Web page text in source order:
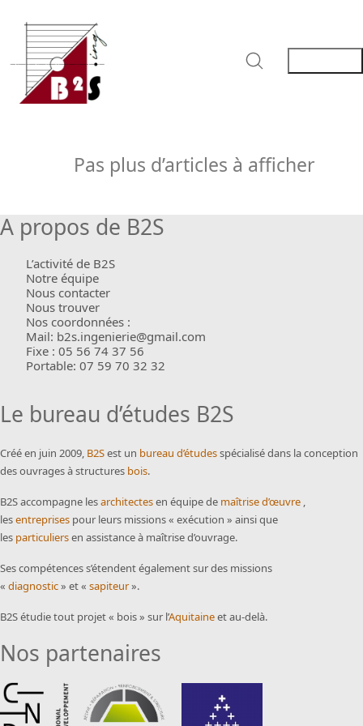
Pas plus d’articles à afficher
A propos de B2S
L’activité de B2S
Notre équipe
Nous contacter
Nous trouver
Nos coordonnées :
Mail: b2s.ingenierie@gmail.com
Fixe : 05 56 74 37 56
Portable: 07 59 70 32 32
Le bureau d’études B2S
Créé en juin 2009, B2Sest un bureau d’étudesspécialisé dans la conception
des ouvrages à structures bois.
B2S accompagne lesarchitectesen équipe de maîtrise d’œuvre ,
lesentreprises pour leurs missions « exécution » ainsi que
les particuliersen assistance à maîtrise d’ouvrage.
Ses compétences s’étendent également sur des missions
« diagnostic» et « sapiteur».
B2S étudie tout projet « bois » sur l’Aquitaineet au-delà.
Nos partenaires